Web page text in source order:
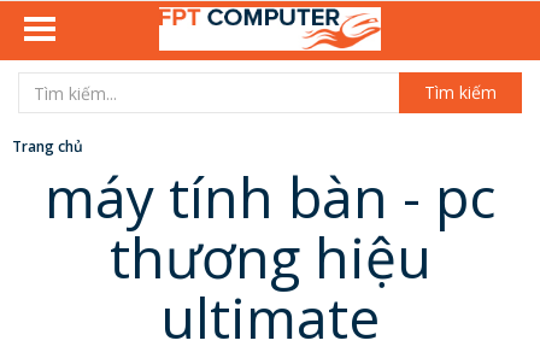
Tìm kiếm
Trang chủ
máy tính bàn - pc
thương hiệu
ultimate